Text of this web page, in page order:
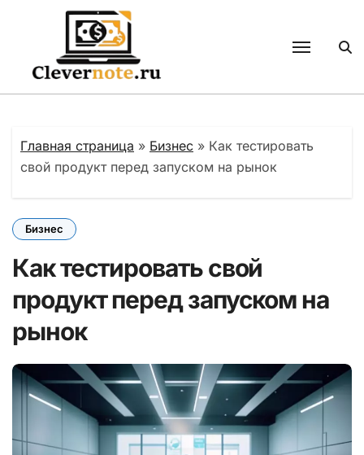
содержанию
Главная страница » Бизнес » Как тестировать
свой продукт перед запуском на рынок
Бизнес
Как тестировать свой
продукт перед запуском на
рынок